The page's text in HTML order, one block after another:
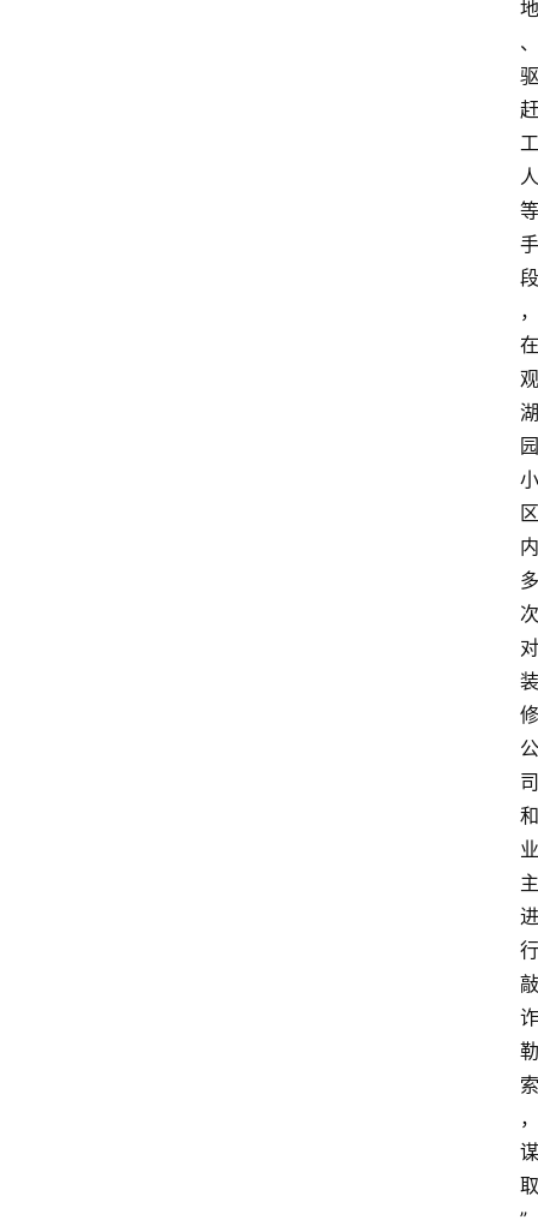
地
、
驱
赶
工
人
等
手
段
，
在
观
湖
园
小
区
内
多
次
对
装
修
公
司
和
业
主
进
行
敲
诈
勒
索
，
谋
取